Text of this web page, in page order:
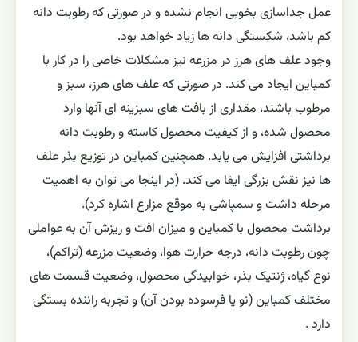
عمل جداسازی بخوبی انجام نشده و در صورتی که رطوبت دانه
کم باشد، شکستگی دانه ها زیاد خواهد بود.
وجود علف های هرز در مزرعه نیز مشکلات خاصی را در کار با
کمباین ایجاد می کند. در صورتی که علف های هرز، سبز و
مرطوب باشند، مقداری از بافت های سبزینه ای آنها وارد
محصول شده، و از کیفیت محصول کاسته و رطوبت دانه
برداشتی افزایش می یابد. همچنین کمباین در توزیع بذر علف
ها نیز نقش بزرگی ایفا می کند. (در اینجا می توان به اهمیت
مرحله داشت و سمپاشی به موقع مزارع اشاره کرد).
برداشت محصول با کمباین و میزان افت و ریزش آن به عواملی
چون رطوبت دانه، درجه حرارت هوا، وضعیت مزرعه (تراکم)،
نوع گیاه، ژنتیک بذر، خوابیدگی محصول، وضعیت قسمت های
مختلف کمباین (نو یا فرسوده بودن آن) و تجربه راننده بستگی
دارد .